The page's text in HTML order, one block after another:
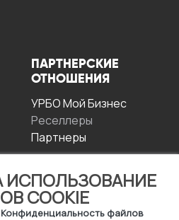
ИСПОЛЬЗОВАНИЕ
COOKIE
Конфиденциальность файлов
ПАРТНЕРСКИЕ
ОТНОШЕНИЯ
УРБО Мой Бизнес
Реселлеры
Партнеры